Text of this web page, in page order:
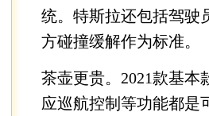
统。特斯拉还包括驾驶
方碰撞缓解作为标准。
茶壶更贵。2021款基本
应巡航控制等功能都是